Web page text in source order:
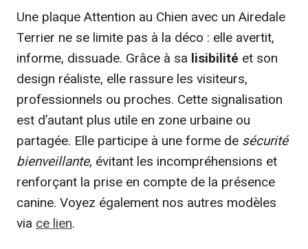
Une plaque Attention au Chien avec un Airedale
Terrier ne se limite pas à la déco : elle avertit,
informe, dissuade. Grâce à sa lisibilité et son
design réaliste, elle rassure les visiteurs,
professionnels ou proches. Cette signalisation
est d’autant plus utile en zone urbaine ou
partagée. Elle participe à une forme de sécurité
bienveillante, évitant les incompréhensions et
renforçant la prise en compte de la présence
canine. Voyez également nos autres modèles
via ce lien.